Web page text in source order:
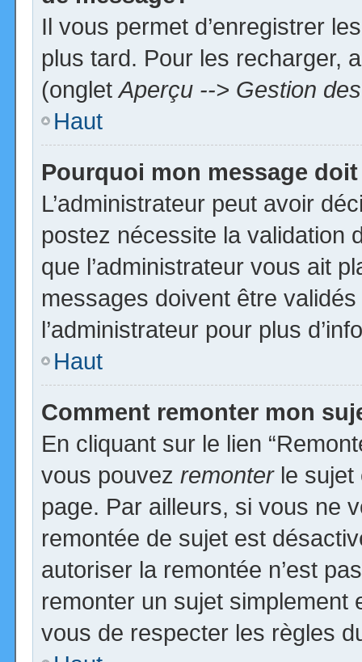
Il vous permet d’enregistrer
plus tard. Pour les recharger,
(ongletAperçu --> Gestion
Haut
Pourquoi mon message
L’administrateur peut avoir
postez nécessite la validation
que l’administrateur vous ait
messages doivent être
l’administrateur pour plus
Haut
Comment remonter mon
En cliquant sur le lien
vous pouvez remonterle sujet
page. Par ailleurs, si vous ne
remontée de sujet est
autoriser la remontée n’est
remonter un sujet
vous de respecter les règles